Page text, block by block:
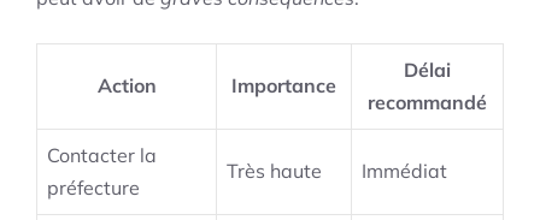
Action Importance
Délai
recommandé
Contacter la
préfecture
Très haute Immédiat